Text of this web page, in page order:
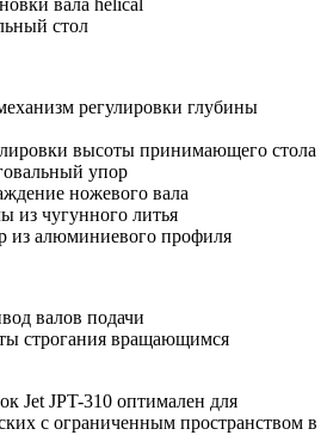
стол
регулировки глубины
высоты принимающего стола
упор
ножевого вала
из чугунного литья
из алюминиевого профиля
валов подачи
строгания вращающимся
Jet JPT-310 оптимален для
с ограниченным пространством в